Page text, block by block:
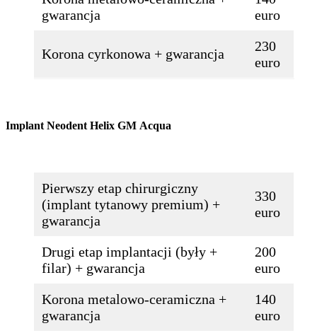
gwarancja
euro
Korona cyrkonowa + gwarancja
230
euro
Implant Neodent Helix GM Acqua
Pierwszy etap chirurgiczny
(implant tytanowy premium) +
gwarancja
330
euro
Drugi etap implantacji (były +
filar) + gwarancja
200
euro
Korona metalowo-ceramiczna +
gwarancja
140
euro